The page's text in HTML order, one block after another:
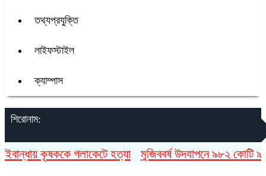
তথ্যপ্রযুক্তি
লাইফস্টাইল
ক্যাম্পাস
শিরোনাম:
কৃষককে গলাকেটে হত্যা মুজিববর্ষ উদযাপনে ৯৮২ কোটি ৯১